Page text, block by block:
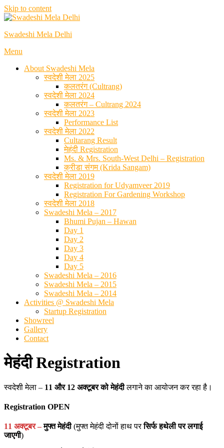
Skip to content
Swadeshi Mela Delhi
Menu
About Swadeshi Mela
स्वदेशी मेला 2025
कलतरंग (Cultrang)
स्वदेशी मेला 2024
कलतरंग – Cultrang 2024
स्वदेशी मेला 2023
Performance List
स्वदेशी मेला 2022
Cultarang Result
मेहंदी Registration
Ms. & Mrs. South-West Delhi – Registration
क्रीडा संगम (Krida Sangam)
स्वदेशी मेला 2019
Registration for Udyamveer 2019
Registration For Gardening Workshop
स्वदेशी मेला 2018
Swadeshi Mela – 2017
Bhumi Pujan – Hawan
Day 1
Day 2
Day 3
Day 4
Day 5
Swadeshi Mela – 2016
Swadeshi Mela – 2015
Swadeshi Mela – 2014
Activities @ Swadeshi Mela
Startup Registration
Showreel
Gallery
Contact
मेहंदी Registration
स्वदेशी मेला – 11 और 12 अक्टूबर को मेहंदीलगाने का आयोजन कर रहा है।
Registration OPEN
11 अक्टूबर –मुफ्त मेहंदी(मुफ्त मेहंदी दोनों हाथ परसिर्फ हथेली पर लगाई
जाएगी)